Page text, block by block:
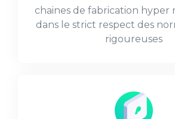
chaines de fabrication hyper
dans le strict respect des
rigoureuses